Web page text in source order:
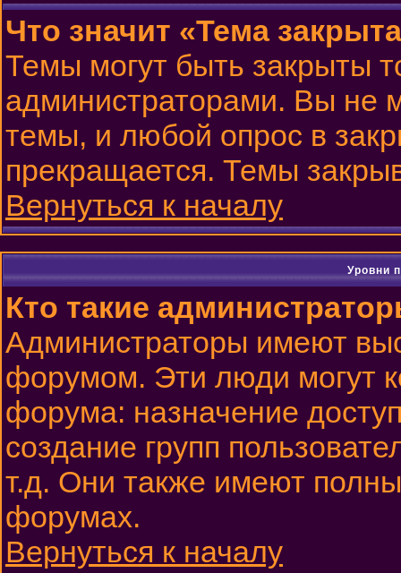
Что значит «Тема
Темы могут быть закрыты
администраторами. Вы не
темы, и любой опрос в
прекращается. Темы
Вернуться к началу
Уровни
Кто такие
Администраторы имеют
форумом. Эти люди могут
форума: назначение
создание групп
т.д. Они также имеют
форумах.
Вернуться к началу